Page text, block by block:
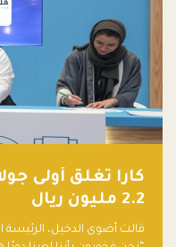
كارا تغلق أولى
2.2 مليون ريال
قالت أضوى الدخيل، الرئيسة